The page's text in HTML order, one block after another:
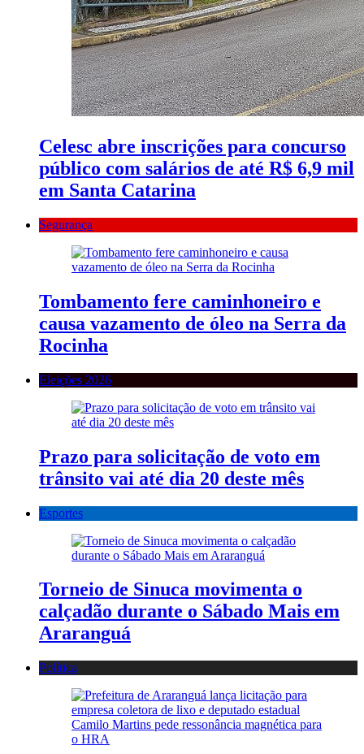
Celesc abre inscrições para concurso
público com salários de até R$ 6,9 mil
em Santa Catarina
Segurança
Tombamento fere caminhoneiro e
causa vazamento de óleo na Serra da
Rocinha
Eleições 2026
Prazo para solicitação de voto em
trânsito vai até dia 20 deste mês
Esportes
Torneio de Sinuca movimenta o
calçadão durante o Sábado Mais em
Araranguá
Política